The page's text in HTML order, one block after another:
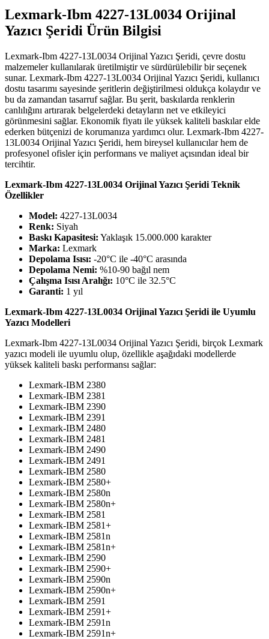
Lexmark-Ibm 4227-13L0034 Orijinal
Yazıcı Şeridi Ürün Bilgisi
Lexmark-Ibm 4227-13L0034 Orijinal Yazıcı Şeridi, çevre dostu
malzemeler kullanılarak üretilmiştir ve sürdürülebilir bir seçenek
sunar. Lexmark-Ibm 4227-13L0034 Orijinal Yazıcı Şeridi, kullanıcı
dostu tasarımı sayesinde şeritlerin değiştirilmesi oldukça kolaydır ve
bu da zamandan tasarruf sağlar. Bu şerit, baskılarda renklerin
canlılığını artırarak belgelerdeki detayların net ve etkileyici
görünmesini sağlar. Ekonomik fiyatı ile yüksek kaliteli baskılar elde
ederken bütçenizi de korumanıza yardımcı olur. Lexmark-Ibm 4227-
13L0034 Orijinal Yazıcı Şeridi, hem bireysel kullanıcılar hem de
profesyonel ofisler için performans ve maliyet açısından ideal bir
tercihtir.
Lexmark-Ibm 4227-13L0034 Orijinal Yazıcı Şeridi Teknik
Özellikler
Model: 4227-13L0034
Renk: Siyah
Baskı Kapasitesi: Yaklaşık 15.000.000 karakter
Marka: Lexmark
Depolama Isısı: -20°C ile -40°C arasında
Depolama Nemi: %10-90 bağıl nem
Çalışma Isısı Aralığı: 10°C ile 32.5°C
Garanti: 1 yıl
Lexmark-Ibm 4227-13L0034 Orijinal Yazıcı Şeridi ile Uyumlu
Yazıcı Modelleri
Lexmark-Ibm 4227-13L0034 Orijinal Yazıcı Şeridi, birçok Lexmark
yazıcı modeli ile uyumlu olup, özellikle aşağıdaki modellerde
yüksek kaliteli baskı performansı sağlar:
Lexmark-IBM 2380
Lexmark-IBM 2381
Lexmark-IBM 2390
Lexmark-IBM 2391
Lexmark-IBM 2480
Lexmark-IBM 2481
Lexmark-IBM 2490
Lexmark-IBM 2491
Lexmark-IBM 2580
Lexmark-IBM 2580+
Lexmark-IBM 2580n
Lexmark-IBM 2580n+
Lexmark-IBM 2581
Lexmark-IBM 2581+
Lexmark-IBM 2581n
Lexmark-IBM 2581n+
Lexmark-IBM 2590
Lexmark-IBM 2590+
Lexmark-IBM 2590n
Lexmark-IBM 2590n+
Lexmark-IBM 2591
Lexmark-IBM 2591+
Lexmark-IBM 2591n
Lexmark-IBM 2591n+